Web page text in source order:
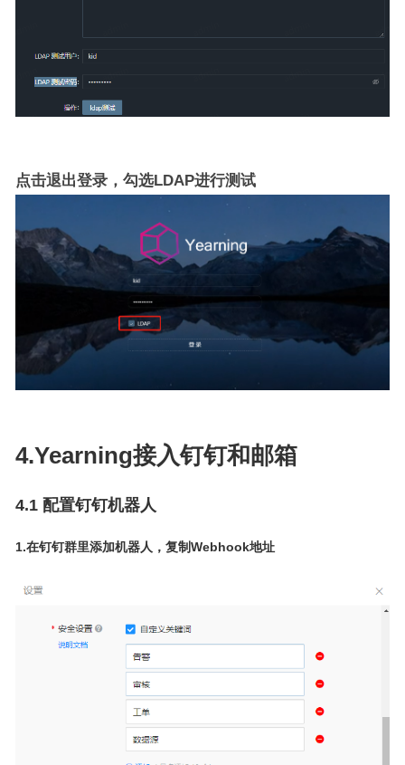
点击退出登录，勾选LDAP进行测试
4.Yearning接入钉钉和邮箱
4.1 配置钉钉机器人
1.在钉钉群里添加机器人，复制Webhook地址